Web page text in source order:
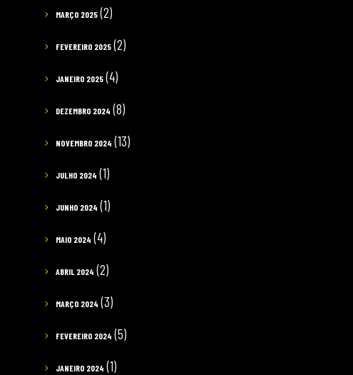
MARÇO 2025 (2)
FEVEREIRO 2025 (2)
JANEIRO 2025 (4)
DEZEMBRO 2024 (8)
NOVEMBRO 2024 (13)
JULHO 2024 (1)
JUNHO 2024 (1)
MAIO 2024 (4)
ABRIL 2024 (2)
MARÇO 2024 (3)
FEVEREIRO 2024 (5)
JANEIRO 2024 (1)